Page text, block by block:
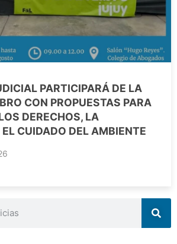
PARTICIPARÁ DE LA
CON PROPUESTAS PARA
DERECHOS, LA
CUIDADO DEL AMBIENTE